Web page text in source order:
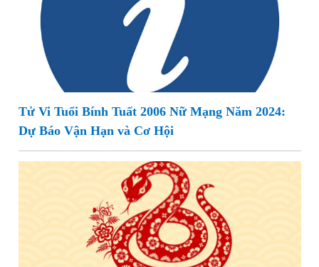
Tử Vi Tuổi Bính Tuất 2006 Nữ Mạng Năm 2024:
Dự Báo Vận Hạn và Cơ Hội